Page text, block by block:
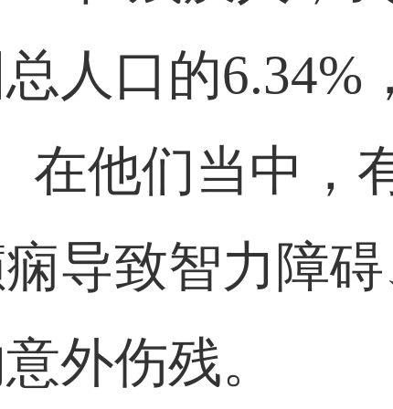
人口的6.34%
在他们当中，
导致智力障
外伤残。